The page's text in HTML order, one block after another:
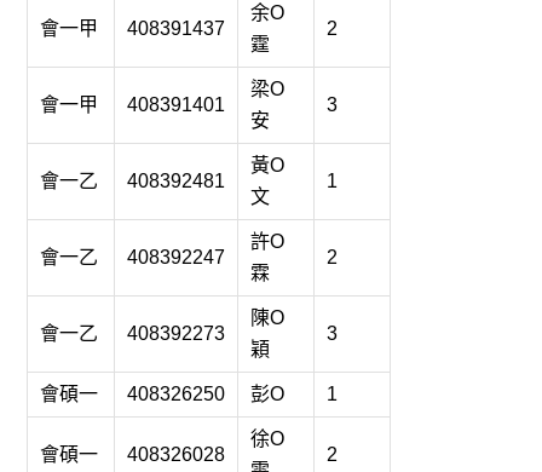
會一甲 408391437
余O
霆
2
會一甲 408391401
梁O
安
3
會一乙 408392481
黃O
文
1
會一乙 408392247
許O
霖
2
會一乙 408392273
陳O
穎
3
會碩一 408326250 彭O 1
會碩一 408326028
徐O
2